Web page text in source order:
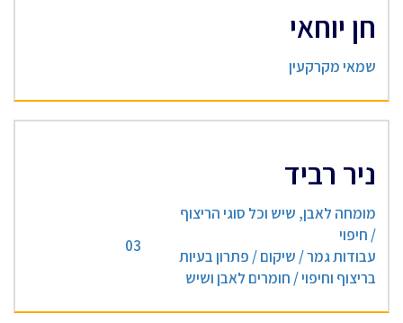
חן יוחאי
שמאי מקרקעין
ניר רביד
מומחה לאבן, שיש וכל סוגי הריצוף
/ חיפוי
עבודות גמר / שיקום / פתרון בעיות
בריצוף וחיפוי / חומרים לאבן ושיש
03